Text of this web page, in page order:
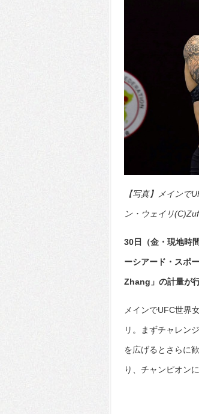
【写真】メインで
ン・ウェイリ
30日（金・現地時
ーシアード・スポ
Zhang」の計量が行
メインでUFC世界
リ。まずチャレン
を広げるとさらに
り、チャンピオン